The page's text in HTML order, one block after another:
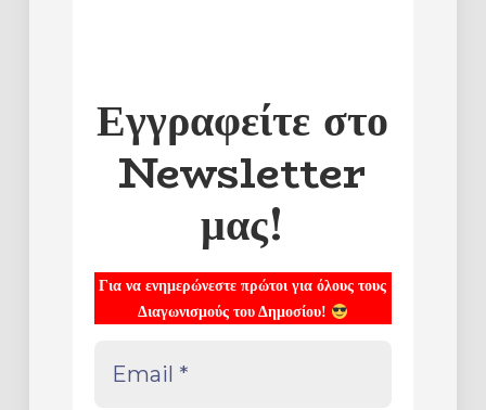
Εγγραφείτε στο
Newsletter
μας!
Για να ενημερώνεστε πρώτοι για όλους τους
Διαγωνισμούς του Δημοσίου!